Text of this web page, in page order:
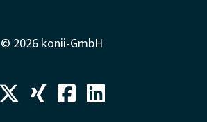
© 2026 konii-GmbH